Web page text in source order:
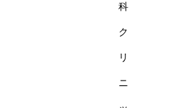
科
ク
リ
ニ